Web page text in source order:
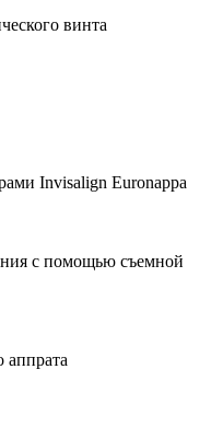
винта
Invisalign Euronappa
с помощью съемной
аппрата